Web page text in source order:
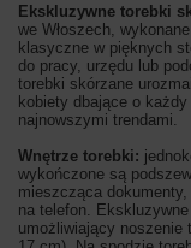
Ekskluzywne torebki
we Włoszech,
klasyczne w pięknych
do pracy, urzędu lub
torebki skórzane
kobiety dbające o
najnowszymi trendami.
Wnętrze torebki:
wykończone są
mieszcząca
na telefon.
umożliwiający noszenie